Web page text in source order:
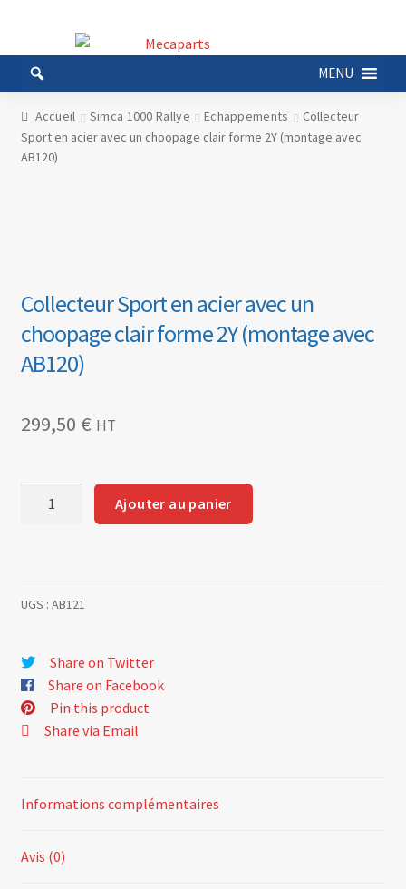
la
navigation
au
contenu
MENU
Accueil Simca 1000 Rallye Echappements
Collecteur
Sport en acier avec un choopage clair forme 2Y (montage avec
AB120)
Collecteur Sport en acier avec un
choopage clair forme 2Y (montage avec
AB120)
299,50 € HT
acier
un
choopage
clair
forme
AB120)
Ajouter au panier
UGS : AB121
Share on Twitter
Share on Facebook
Pin this product
Share via Email
Informations complémentaires
Avis (0)